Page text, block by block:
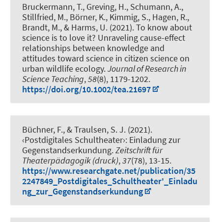
Bruckermann, T., Greving, H., Schumann, A.,
Stillfried, M., Börner, K., Kimmig, S., Hagen, R.,
Brandt, M., & Harms, U. (2021).To know about
science is to love it? Unraveling cause-effect
relationships between knowledge and
attitudes toward science in citizen science on
urban wildlife ecology.Journal of Research in
Science Teaching,58(8), 1179-1202.
https://doi.org/10.1002/tea.21697
Büchner, F., & Traulsen, S. J. (2021).
‹Postdigitales Schultheater›: Einladung zur
Gegenstandserkundung.Zeitschrift für
Theaterpädagogik (druck),37(78), 13-15.
https://www.researchgate.net/publication/35
2247849_Postdigitales_Schultheater'_Einladu
ng_zur_Gegenstandserkundung